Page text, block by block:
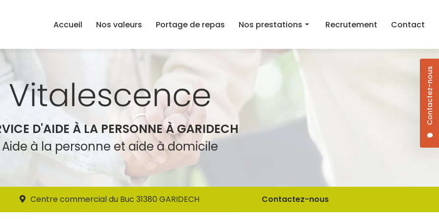
Contactez-nous
Accueil
Nos valeurs Portage de repas Nos prestations
Aide au maintien à domicile
Aide à la mobilité
Jardinage/Bricolage
Recrutement Contact
D'AIDE À LA PERSONNE À GARIDECH
Aide à la personne et aide à domicile
Centre commercial du Buc 31380 GARIDECH Contactez-nous